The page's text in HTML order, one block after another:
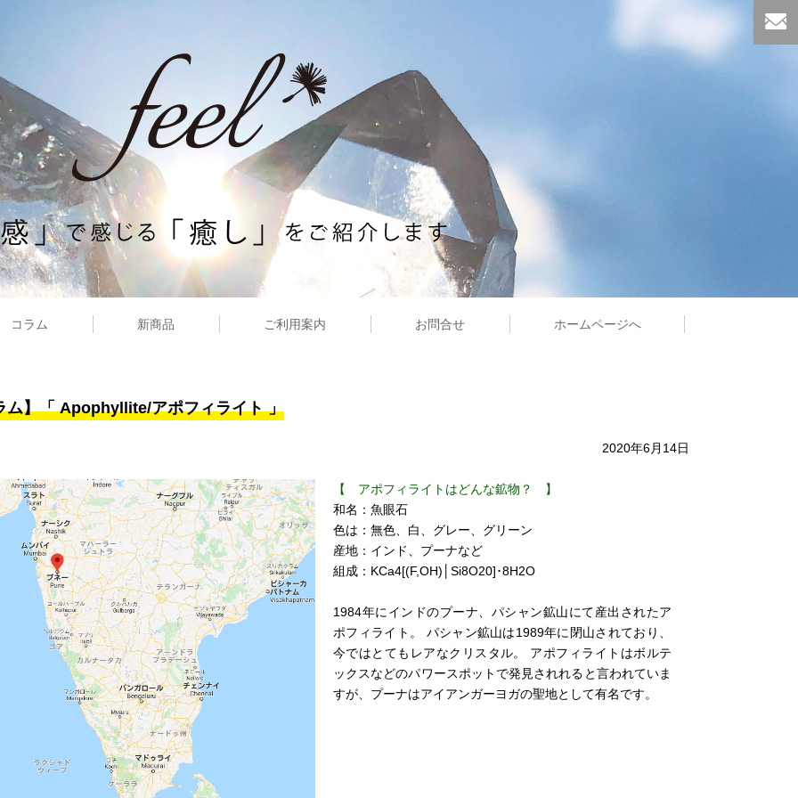
コラム 新商品 ご利用案内 お問合せ ホームページへ
ム】「 Apophyllite/アポフィライト 」
2020年6月14日
【 アポフィライトはどんな鉱物？ 】
和名：魚眼石
色は：無色、白、グレー、グリーン
産地：インド、プーナなど
組成：KCa4[(F,OH)│Si8O20]･8H2O
1984年にインドのプーナ、パシャン鉱山にて産出されたア
ポフィライト。 パシャン鉱山は1989年に閉山されており、
今ではとてもレアなクリスタル。 アポフィライトはボルテ
ックスなどのパワースポットで発見されれると言われていま
すが、プーナはアイアンガーヨガの聖地として有名です。